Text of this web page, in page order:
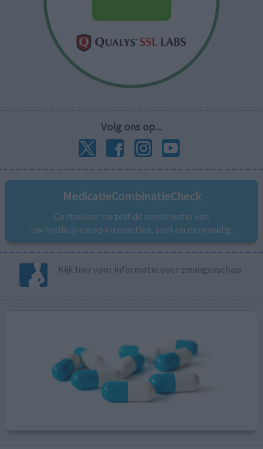
Volg ons op...
MedicatieCombinatieCheck
Controleer nu zelf de combinatie van
uw medicijnen op interacties, snel en eenvoudig.
Kijk hier voor informatie over zwangerschap.